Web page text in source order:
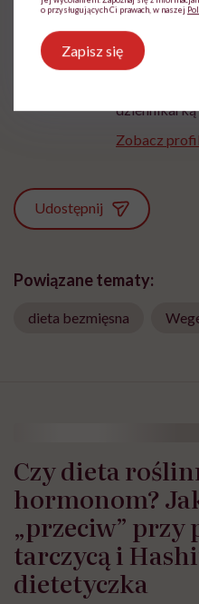
Marta
Z czytania,
sposób na
Zobacz profil
Udostępnij
Powiązane tematy:
dieta bezmięsna
Czy dieta
hormonom?
„przeciw” przy
tarczycą i
dietetyczka
o przysługujących Ci prawach, w naszej
Zapisz się